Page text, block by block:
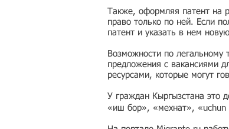
Также, оформляя патент на
право только по ней. Если
патент и указать в нем
Возможности по легальному
предложения с вакансиями
ресурсами, которые могут
У граждан Кыргызстана это
«иш бор», «мехнат», «uchun